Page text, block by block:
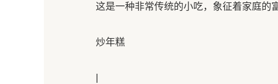
这是一种非常传统的小吃，象征着家庭的
炒年糕